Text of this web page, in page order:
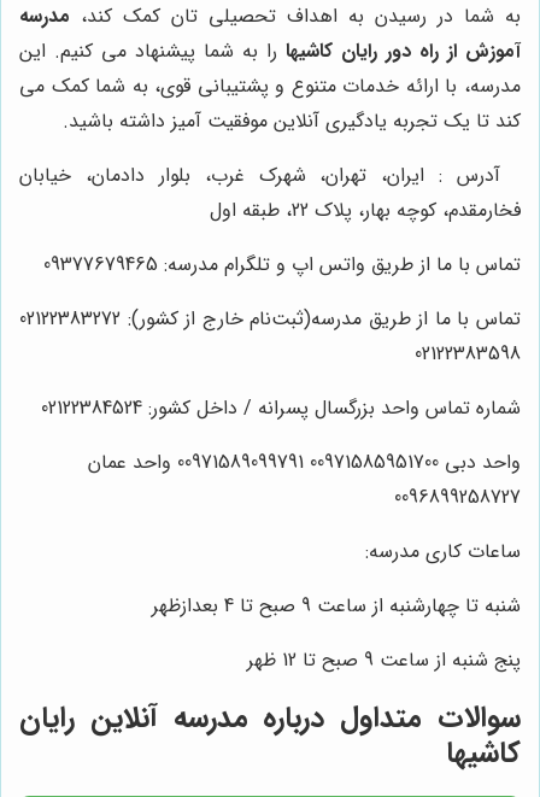
به شما در رسیدن به اهداف تحصیلی تان کمک کند، مدرسه
آموزش از راه دور رایان کاشیها را به شما پیشنهاد می کنیم. این
مدرسه، با ارائه خدمات متنوع و پشتیبانی قوی، به شما کمک می
کند تا یک تجربه یادگیری آنلاین موفقیت آمیز داشته باشید.
آدرس : ایران، تهران، شهرک غرب، بلوار دادمان، خیابان
فخارمقدم، کوچه بهار، پلاک 22، طبقه اول
تماس با ما از طریق واتس اپ و تلگرام مدرسه: 09377679465
تماس با ما از طریق مدرسه(ثبت‌نام خارج از کشور): 02122383272
02122383598
شماره تماس واحد بزرگسال پسرانه / داخل کشور: 02122384524
واحد دبی 00971585951700 00971589099791 واحد عمان
0096899258727
ساعات کاری مدرسه:
شنبه تا چهارشنبه از ساعت 9 صبح تا 4 بعدازظهر
پنج شنبه از ساعت 9 صبح تا 12 ظهر
سوالات متداول درباره مدرسه آنلاین رایان
کاشیها